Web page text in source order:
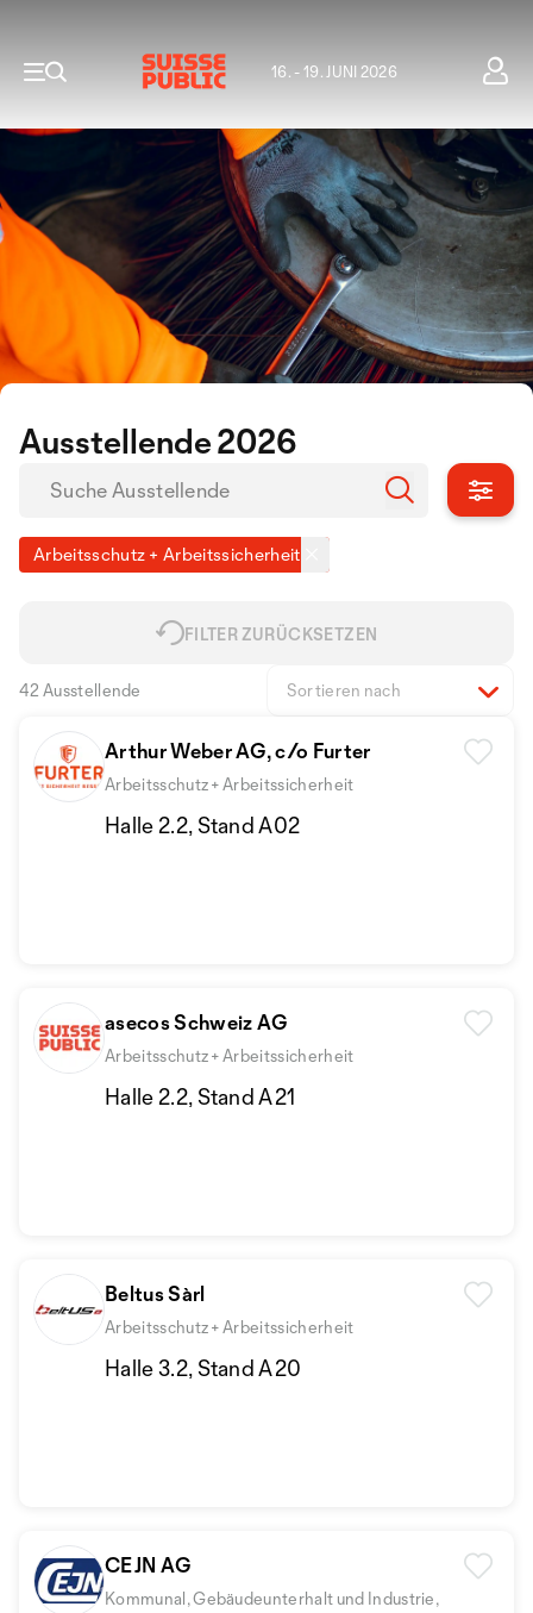
16. - 19. JUNI 2026
Ausstellende 2026
Arbeitsschutz + Arbeitssicherheit
FILTER ZURÜCKSETZEN
42 Ausstellende Sortieren nach
Arthur Weber AG, c/o Furter
Arbeitsschutz + Arbeitssicherheit
Halle 2.2, Stand A02
asecos Schweiz AG
Arbeitsschutz + Arbeitssicherheit
Halle 2.2, Stand A21
Beltus Sàrl
Arbeitsschutz + Arbeitssicherheit
Halle 3.2, Stand A20
CEJN AG
Kommunal, Gebäudeunterhalt und Industrie,